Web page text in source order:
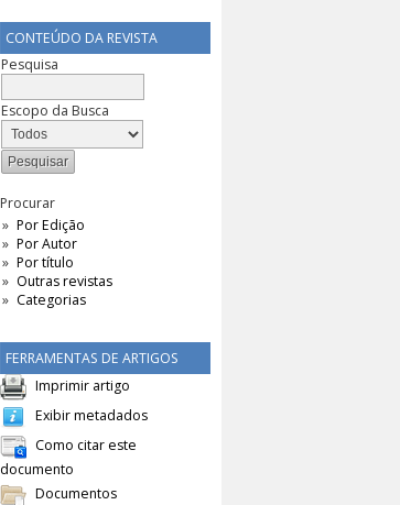
CONTEÚDO DA REVISTA
Pesquisa
Escopo da Busca
Procurar
Por Edição
Por Autor
Por título
Outras revistas
Categorias
FERRAMENTAS DE ARTIGOS
Imprimir artigo
Exibir metadados
Como citar este
documento
Documentos